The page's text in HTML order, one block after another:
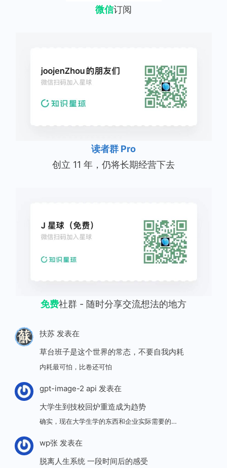
微信订阅
读者群 Pro
创立 11 年，仍将长期经营下去
免费社群 - 随时分享交流想法的地方
扶苏发表在
草台班子是这个世界的常态，不要自我内耗
内耗最可怕，比卷还可怕
gpt-image-2 api 发表在
大学生到技校回炉重造成为趋势
确实，现在大学生学的东西和企业实际需要的…
wp张发表在
脱离人生系统 一段时间后的感受